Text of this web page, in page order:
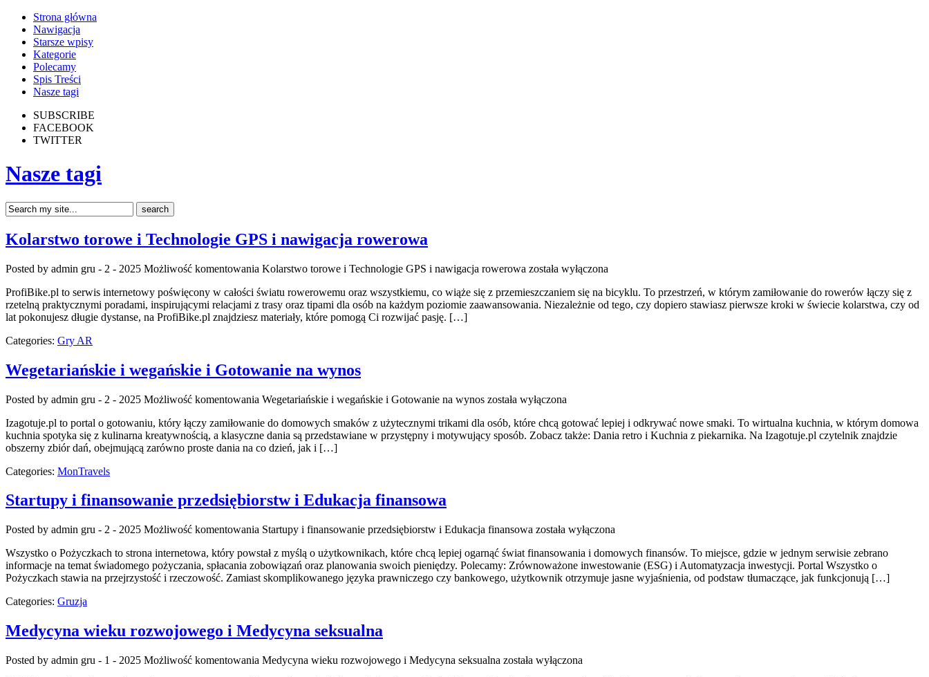
Strona główna
Nawigacja
Starsze wpisy
Kategorie
Polecamy
Spis Treści
Nasze tagi
SUBSCRIBE
FACEBOOK
TWITTER
Nasze tagi
Kolarstwo torowe i Technologie GPS i nawigacja rowerowa
Posted by admin gru - 2 - 2025 Możliwość komentowania Kolarstwo torowe i Technologie GPS i nawigacja rowerowa została wyłączona
ProfiBike.pl to serwis internetowy poświęcony w całości światu rowerowemu oraz wszystkiemu, co wiąże się z przemieszczaniem się na bicyklu. To przestrzeń, w którym zamiłowanie do rowerów łączy się z
rzetelną praktycznymi poradami, inspirującymi relacjami z trasy oraz tipami dla osób na każdym poziomie zaawansowania. Niezależnie od tego, czy dopiero stawiasz pierwsze kroki w świecie kolarstwa, czy od
lat pokonujesz długie dystanse, na ProfiBike.pl znajdziesz materiały, które pomogą Ci rozwijać pasję. […]
Categories: Gry AR
Wegetariańskie i wegańskie i Gotowanie na wynos
Posted by admin gru - 2 - 2025 Możliwość komentowania Wegetariańskie i wegańskie i Gotowanie na wynos została wyłączona
Izagotuje.pl to portal o gotowaniu, który łączy zamiłowanie do domowych smaków z użytecznymi trikami dla osób, które chcą gotować lepiej i odkrywać nowe smaki. To wirtualna kuchnia, w którym domowa
kuchnia spotyka się z kulinarna kreatywnością, a klasyczne dania są przedstawiane w przystępny i motywujący sposób. Zobacz także: Dania retro i Kuchnia z piekarnika. Na Izagotuje.pl czytelnik znajdzie
obszerny zbiór dań, obejmującą zarówno proste dania na co dzień, jak i […]
Categories: MonTravels
Startupy i finansowanie przedsiębiorstw i Edukacja finansowa
Posted by admin gru - 2 - 2025 Możliwość komentowania Startupy i finansowanie przedsiębiorstw i Edukacja finansowa została wyłączona
Wszystko o Pożyczkach to strona internetowa, który powstał z myślą o użytkownikach, które chcą lepiej ogarnąć świat finansowania i domowych finansów. To miejsce, gdzie w jednym serwisie zebrano
informacje na temat świadomego pożyczania, spłacania zobowiązań oraz planowania swoich pieniędzy. Polecamy: Zrównoważone inwestowanie (ESG) i Automatyzacja inwestycji. Portal Wszystko o
Pożyczkach stawia na przejrzystość i rzeczowość. Zamiast skomplikowanego języka prawniczego czy bankowego, użytkownik otrzymuje jasne wyjaśnienia, od podstaw tłumaczące, jak funkcjonują […]
Categories: Gruzja
Medycyna wieku rozwojowego i Medycyna seksualna
Posted by admin gru - 1 - 2025 Możliwość komentowania Medycyna wieku rozwojowego i Medycyna seksualna została wyłączona